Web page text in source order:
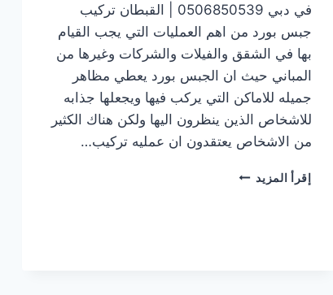
في دبي 0506850539 | القبطان تركيب
جبس بورد من اهم العمليات التي يجب القيام
بها في الشقق والفيلات والشركات وغيرها من
المباني حيث ان الجبس بورد يعطي مظاهر
جميله للاماكن التي يركب فيها ويجعلها جذابه
للاشخاص الذين ينظرون اليها ولكن هناك الكثير
من الاشخاص يعتقدون ان عمليه تركيب…
إقرأ المزيد تركيب